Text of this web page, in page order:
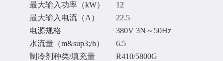
最大输入功率（kW）
12
最大输入电流（A）
22.5
电源规格
380V 3N～50Hz
水流量（m&sup3;/h）
6.5
制冷剂种类/填充量
R410/5800G